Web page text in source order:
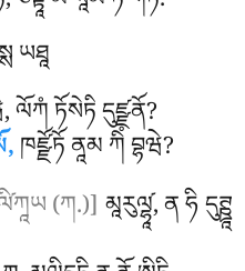
ཡཐཱ
ཏོསེཏི དུཛྫནོ?
ཁཛྫོཏོ ནཱམ ཀིཾ བྷཝེ?
(ཀ.)]མཱརུལ༹ྷཱ, ན ཧི དུཊྛཱ